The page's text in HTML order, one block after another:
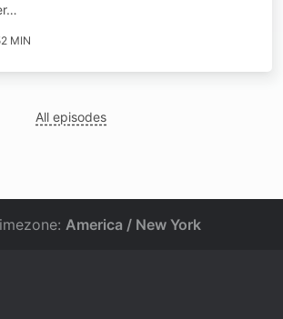
MIN
All episodes
America / New York